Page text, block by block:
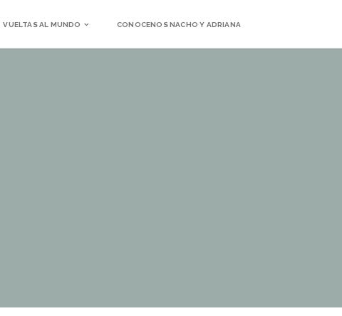
VUELTAS AL MUNDO CONOCENOS NACHO Y ADRIANA